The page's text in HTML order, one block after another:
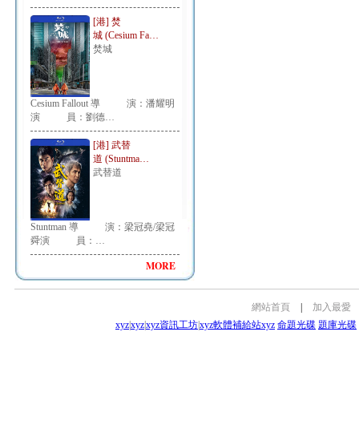
[港] 焚
城 (Cesium Fa…
焚城
Cesium Fallout 導 演：潘耀明
演 員：劉德…
[港] 武替
道 (Stuntma…
武替道
Stuntman 導 演：梁冠堯/梁冠
舜演 員：…
MORE
網站首頁
加入最愛
xyzxyzxyz資訊工坊xyz軟體補給站xyz 命題光碟 題庫光碟